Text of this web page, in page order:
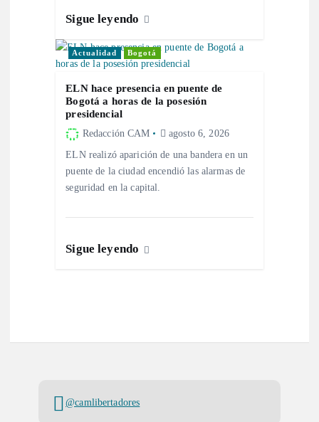
Sigue leyendo
Actualidad Bogotá
ELN hace presencia en puente de
Bogotá a horas de la posesión
presidencial
Redacción CAM agosto 6, 2026
ELN realizó aparición de una bandera en un
puente de la ciudad encendió las alarmas de
seguridad en la capital.
Sigue leyendo
@camlibertadores